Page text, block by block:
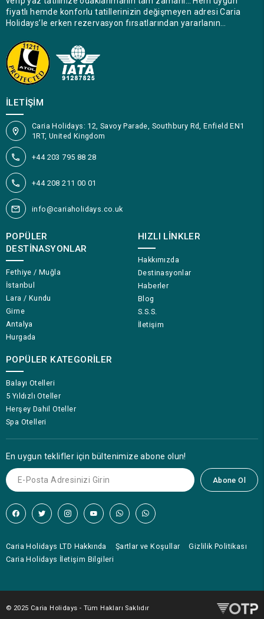
fiyatlı hemde konforlu tatillerinizin değişmeyen adresi Caria
Holidays’le erken rezervasyon fırsatlarından yararlanın…
İLETIŞIM
Caria Holidays: 12, Savoy Parade, Southbury Rd, Enfield EN1
1RT, United Kingdom
+44 203 795 88 28
+44 208 211 00 01
info@cariaholidays.co.uk
POPÜLER
DESTINASYONLAR
Fethiye / Muğla
İstanbul
Lara / Kundu
Girne
Antalya
Hurgada
POPÜLER KATEGORILER
Balayı Otelleri
5 Yıldızlı Oteller
Herşey Dahil Oteller
Spa Otelleri
HIZLI LINKLER
Hakkımızda
Destinasyonlar
Haberler
Blog
S.S.S.
İletişim
En uygun teklifler için bültenimize abone olun!
Abone Ol
Caria Holidays LTD Hakkında Şartlar ve Koşullar
Gizlilik Politikası
Caria Holidays İletişim Bilgileri
© 2025 Caria Holidays - Tüm Hakları Saklıdır